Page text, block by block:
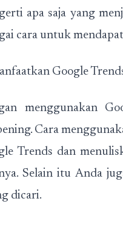
apa saja yang
cara untuk
Google
menggunakan
Cara
Trends dan
Selain itu Anda
dicari.